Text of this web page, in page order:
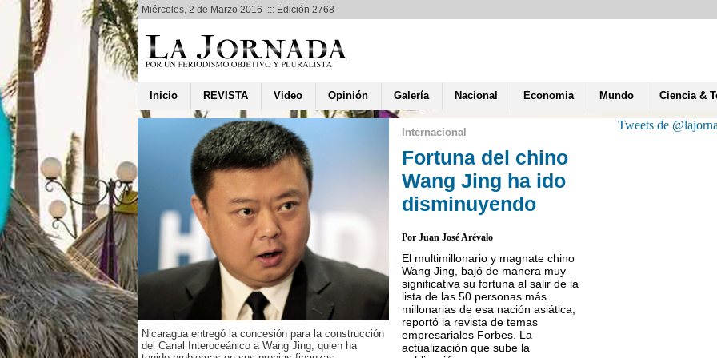
Miércoles, 2 de Marzo 2016 :::: Edición 2768
Inicio REVISTA Video Opinión Galería Nacional Economia Mundo Ciencia &
ventas
de U$170
durante
Santa
en compras y
las expectativas que
de Comercio y
Nicaragua (CCSN),
Nicaragua entregó la concesión para la construcción
del Canal Interoceánico a Wang Jing, quien ha
Internacional
Fortuna del chino
Wang Jing ha ido
disminuyendo
Por Juan José Arévalo
El multimillonario y magnate chino
Wang Jing, bajó de manera muy
significativa su fortuna al salir de la
lista de las 50 personas más
millonarias de esa nación asiática,
reportó la revista de temas
empresariales Forbes. La
actualización que sube la
Secretario de la Sala
que próximamente
Tweets de